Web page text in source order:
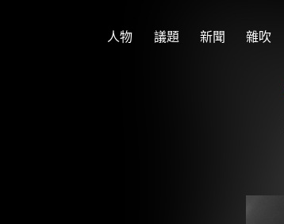
人物 議題 新聞 雜吹